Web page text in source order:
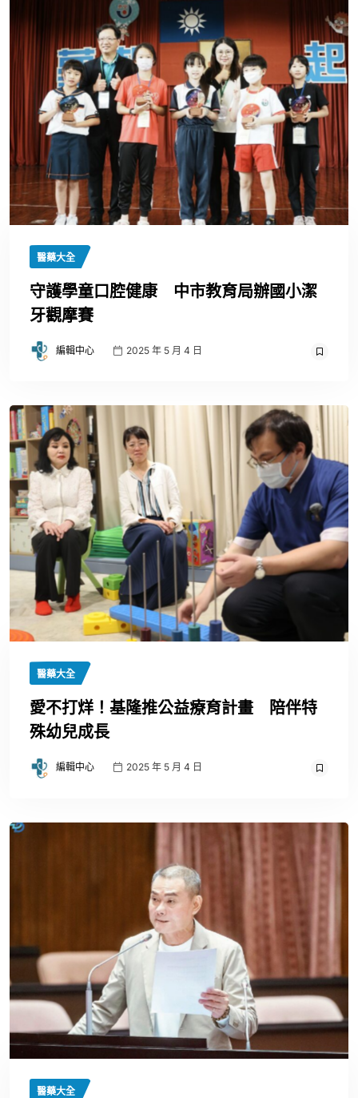
醫藥大全
守護學童口腔健康 中市教育局辦國小潔
牙觀摩賽
編輯中心 2025 年 5 月 4 日
醫藥大全
愛不打烊！基隆推公益療育計畫 陪伴特
殊幼兒成長
編輯中心 2025 年 5 月 4 日
醫藥大全